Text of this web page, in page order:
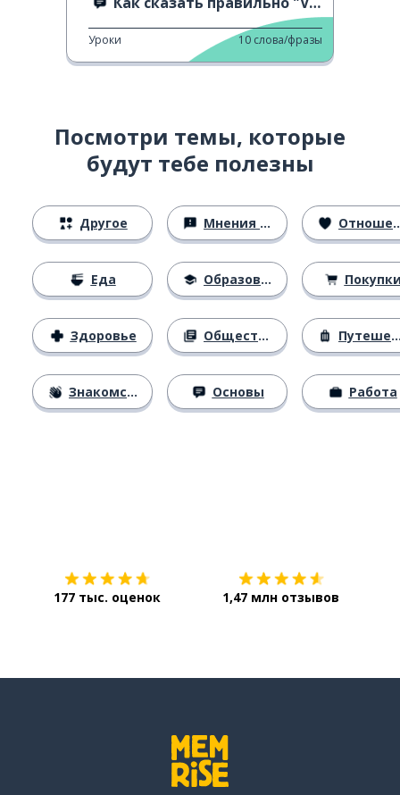
Уроки 10 слова/фразы
Посмотри темы, которые
будут тебе полезны
Другое
Еда
Здоровье
Знакомство
Мнения и убеждения
Образование
Общество
Основы
Отношения
Путешествия
Работа
177 тыс. оценок 1,47 млн отзывов